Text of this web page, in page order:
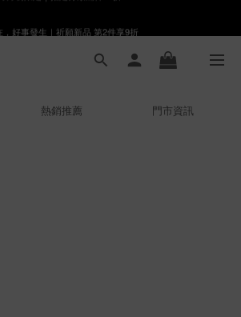
🌸新會員限定🌸註冊送$100購物金
熱銷推薦 門市資訊